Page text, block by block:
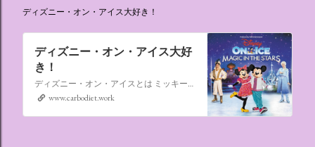
ディズニー・オン・アイス大好き！
ディズニー・オン・アイス大好
き！
ディズニー・オン・アイスとは ミッキーマウスやミニーマウスをはじめ、たくさんのディズニーキャラクターが登場し、世代を超えて愛され続けている、氷の上のミュージカルショーです。
www.carbodiet.work